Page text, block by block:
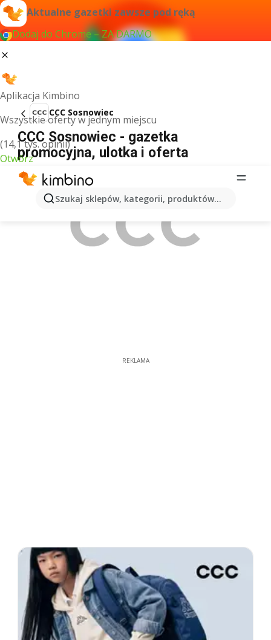
Aktualne gazetki zawsze pod ręką
Dodaj do Chrome – ZA DARMO
Aplikacja Kimbino
Wszystkie oferty w jednym miejscu
(14,1 tys. opinii)
Otwórz
Szukaj sklepów, kategorii, produktów...
CCC Sosnowiec
CCC Sosnowiec - gazetka
promocyjna, ulotka i oferta
REKLAMA